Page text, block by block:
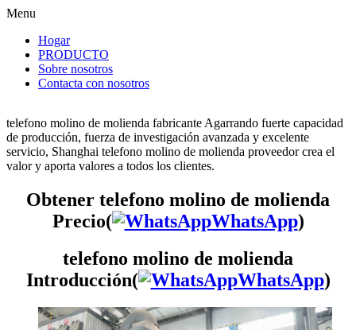
Menu
Hogar
PRODUCTO
Sobre nosotros
Contacta con nosotros
telefono molino de molienda fabricante Agarrando fuerte capacidad
de producción, fuerza de investigación avanzada y excelente
servicio, Shanghai telefono molino de molienda proveedor crea el
valor y aporta valores a todos los clientes.
Obtener telefono molino de molienda
Precio(
WhatsApp)
telefono molino de molienda
Introducción(
WhatsApp)